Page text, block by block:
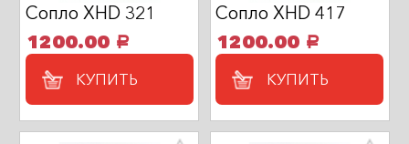
Сопло XHD 321
1200.00 a
КУПИТЬ
Сопло XHD 417
1200.00 a
КУПИТЬ